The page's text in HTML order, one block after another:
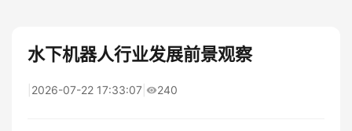
水下机器人行业发展前景观察
2026-07-22 17:33:07 240